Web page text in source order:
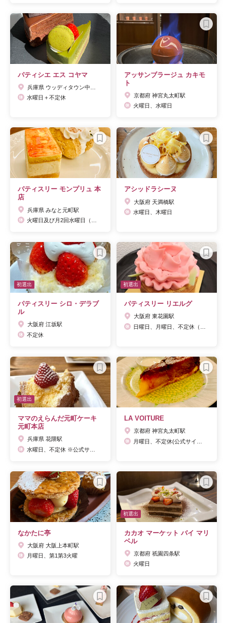
パティシエ エス コヤマ
水曜日＋不定休
アッサンブラージュ カキモ
ト
京都府 神宮丸太町駅
火曜日、水曜日
パティスリー モンプリュ 本
店
兵庫県 みなと元町駅
アシッドラシーヌ
大阪府 天満橋駅
水曜日、木曜日
初選出
パティスリー シロ・デラブ
ル
大阪府 江坂駅
不定休
初選出
パティスリー リエルグ
大阪府 東花園駅
初選出
ママのえらんだ元町ケーキ
元町本店
兵庫県 花隈駅
LA VOITURE
京都府 神宮丸太町駅
なかたに亭
大阪府 大阪上本町駅
月曜日、第1第3火曜
初選出
カカオ マーケット バイ マリ
ベル
京都府 祇園四条駅
火曜日